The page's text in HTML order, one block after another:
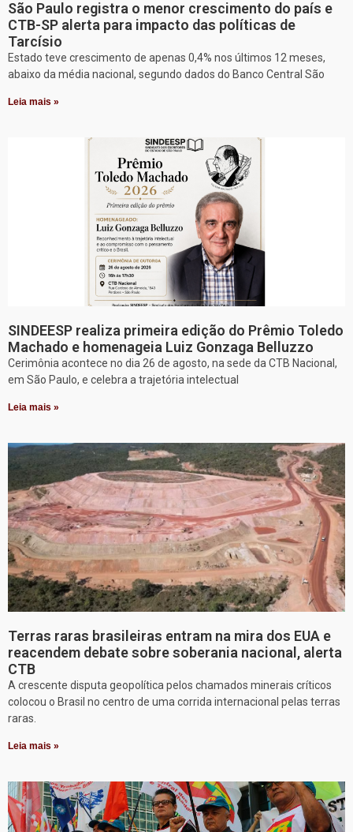
São Paulo registra o menor crescimento do país e
CTB-SP alerta para impacto das políticas de
Tarcísio
Estado teve crescimento de apenas 0,4% nos últimos 12 meses,
abaixo da média nacional, segundo dados do Banco Central São
Leia mais »
SINDEESP realiza primeira edição do Prêmio Toledo
Machado e homenageia Luiz Gonzaga Belluzzo
Cerimônia acontece no dia 26 de agosto, na sede da CTB Nacional,
em São Paulo, e celebra a trajetória intelectual
Leia mais »
Terras raras brasileiras entram na mira dos EUA e
reacendem debate sobre soberania nacional, alerta
CTB
A crescente disputa geopolítica pelos chamados minerais críticos
colocou o Brasil no centro de uma corrida internacional pelas terras
raras.
Leia mais »